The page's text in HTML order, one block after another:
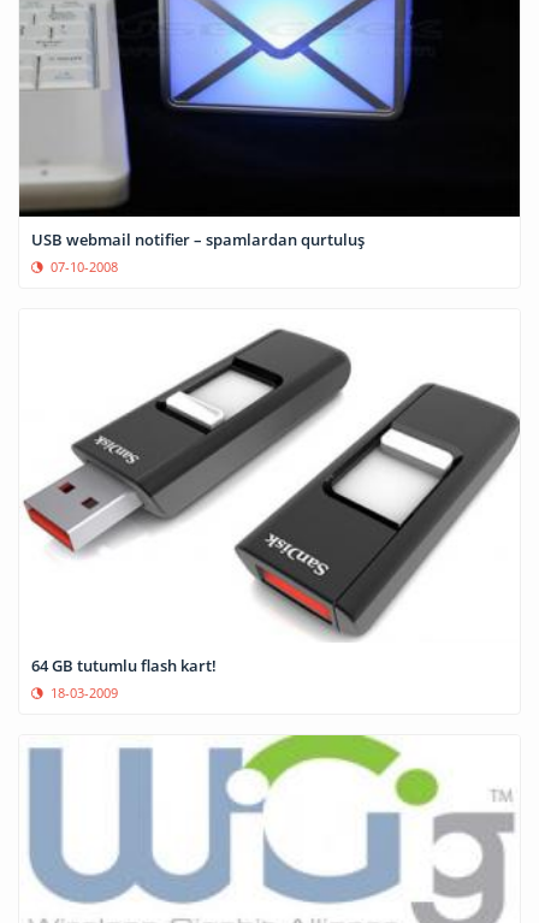
USB webmail notifier – spamlardan qurtuluş
07-10-2008
64 GB tutumlu flash kart!
18-03-2009